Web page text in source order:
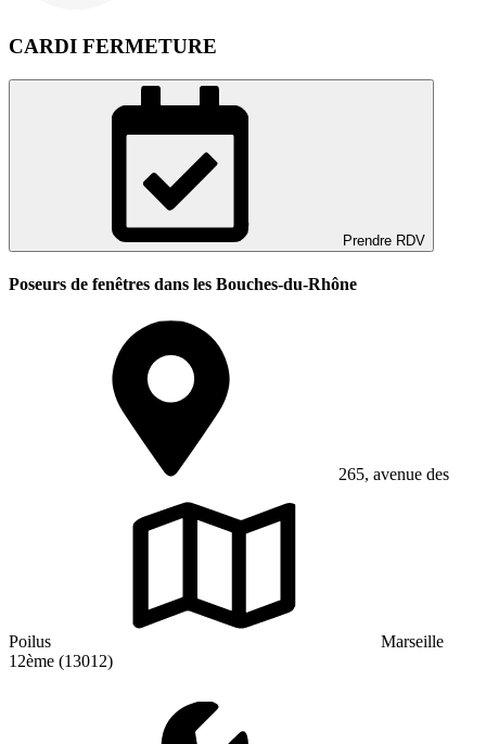
CARDI FERMETURE
Prendre RDV
Poseurs de fenêtres dans les Bouches-du-Rhône
265, avenue des
Poilus
Marseille
12ème (13012)